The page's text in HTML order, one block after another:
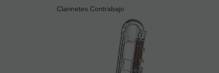
Clarinetes Contrabajo